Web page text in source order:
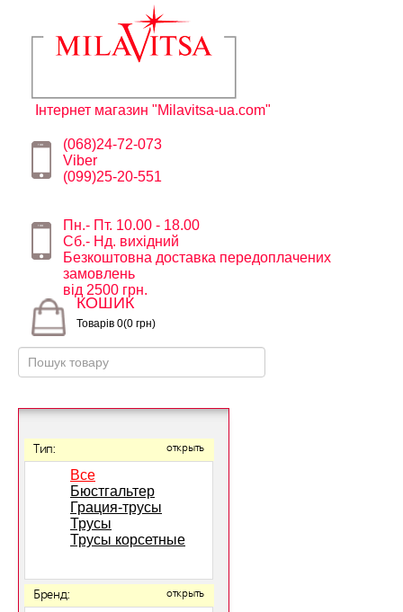
Інтернет магазин "Milavitsa-ua.com"
(068)24-72-073
Viber
(099)25-20-551
Пн.- Пт. 10.00 - 18.00
Сб.- Нд. вихідний
Безкоштовна доставка передоплачених
замовлень
від 2500 грн.
КОШИК
Товарів 0(0 грн)
Тип: открыть
Все
Бюстгальтер
Грация-трусы
Трусы
Трусы корсетные
Бренд: открыть